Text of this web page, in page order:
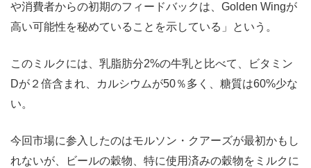
や消費者からの初期のフィードバックは、Golden Wingが
高い可能性を秘めていることを示している」という。
このミルクには、乳脂肪分2%の牛乳と比べて、ビタミン
Dが２倍含まれ、カルシウムが50％多く、糖質は60%少な
い。
今回市場に参入したのはモルソン・クアーズが最初かもし
れないが、ビールの穀物、特に使用済みの穀物をミルクに